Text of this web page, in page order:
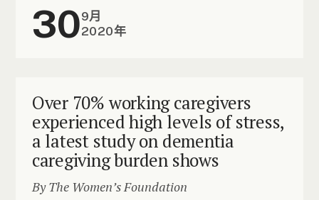
309月
2020年
Over 70% working caregivers
experienced high levels of stress,
a latest study on dementia
caregiving burden shows
By The Women’s Foundation